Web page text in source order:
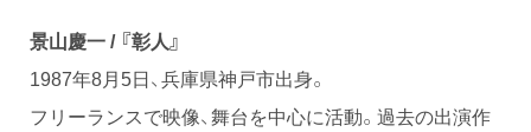
景山慶一 / 『彰人』
1987年8月5日、兵庫県神戸市出身。
フリーランスで映像、舞台を中心に活動。過去の出演作